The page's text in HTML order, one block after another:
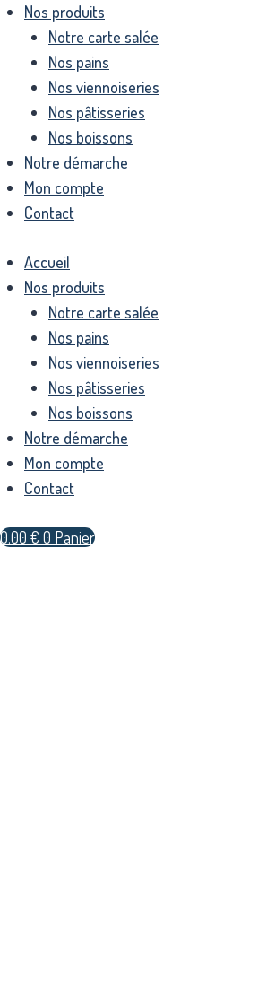
Nos produits
Notre carte salée
Nos pains
Nos viennoiseries
Nos pâtisseries
Nos boissons
Notre démarche
Mon compte
Contact
Accueil
Nos produits
Notre carte salée
Nos pains
Nos viennoiseries
Nos pâtisseries
Nos boissons
Notre démarche
Mon compte
Contact
0.00 € 0 Panier